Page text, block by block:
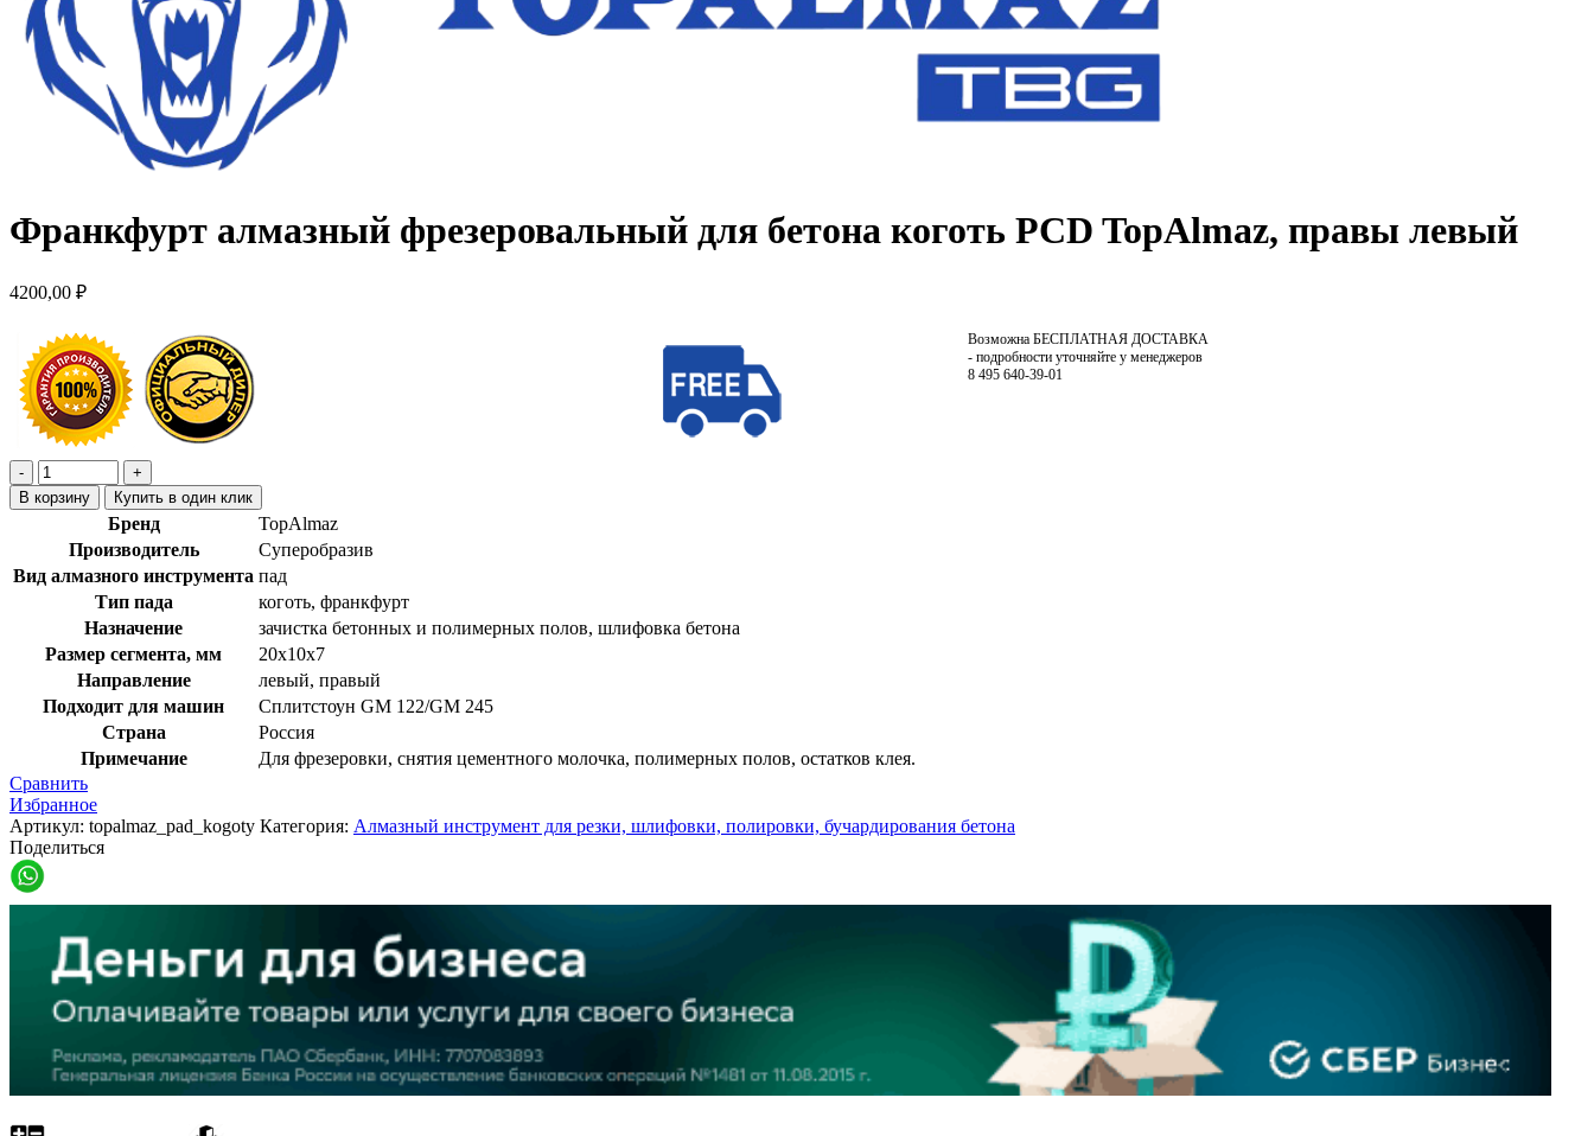
Франкфурт алмазный фрезеровальный для бетона коготь PCD TopAlmaz, правы левый
4200,00 ₽
Возможна БЕСПЛАТНАЯ ДОСТАВКА
- подробности уточняйте у менеджеров
8 495 640-39-01
В корзину Купить в один клик
Бренд
TopAlmaz
Производитель
Суперобразив
Вид алмазного инструмента пад
Тип пада
коготь, франкфурт
Назначение
зачистка бетонных и полимерных полов, шлифовка бетона
Размер сегмента, мм
20х10х7
Направление
левый, правый
Подходит для машин
Сплитстоун GM 122/GM 245
Страна
Россия
Примечание
Для фрезеровки, снятия цементного молочка, полимерных полов, остатков клея.
Сравнить
Избранное
Артикул: topalmaz_pad_kogoty Категория: Алмазный инструмент для резки, шлифовки, полировки, бучардирования бетона
Поделиться